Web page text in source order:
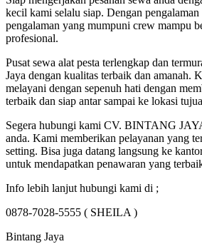
kecil kami selalu siap. Dengan
pengalaman yang mumpuni crew mampu
profesional.
Pusat sewa alat pesta terlengkap dan
Jaya dengan kualitas terbaik dan amanah.
melayani dengan sepenuh hati dengan
terbaik dan siap antar sampai ke lokasi
Segera hubungi kami CV. BINTANG
anda. Kami memberikan pelayanan yang
setting. Bisa juga datang langsung ke
untuk mendapatkan penawaran yang
Info lebih lanjut hubungi kami di ;
0878-7028-5555 ( SHEILA )
Bintang Jaya